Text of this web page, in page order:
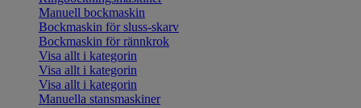
Manuell bockmaskin
Bockmaskin för sluss-skarv
Bockmaskin för rännkrok
Visa allt i kategorin
Visa allt i kategorin
Visa allt i kategorin
Manuella stansmaskiner